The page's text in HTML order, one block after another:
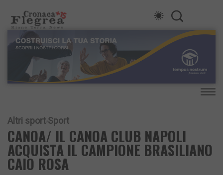
Altri sport Sport
CANOA/ IL CANOA CLUB NAPOLI
ACQUISTA IL CAMPIONE BRASILIANO
CAIO ROSA